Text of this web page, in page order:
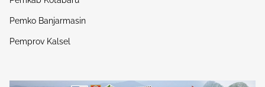
Pemko Banjarmasin
Pemprov Kalsel